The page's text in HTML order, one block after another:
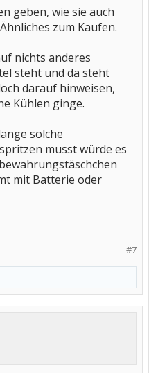
geben, wie sie auch
zum Kaufen.
nichts anderes
steht und da steht
darauf hinweisen,
Kühlen ginge.
solche
musst würde es
mit Batterie oder
#7